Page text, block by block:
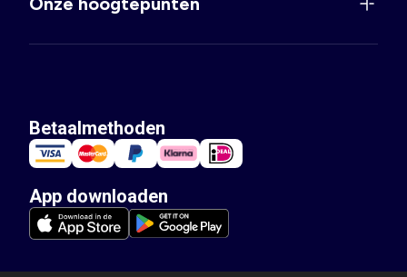
Betaalmethoden
App downloaden